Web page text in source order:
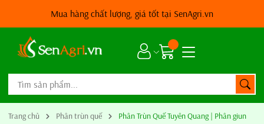
SenAgri.vn*Vì nông nghiệp sạch
Trang chủ Phân trùn quế
Phân Trùn Quế Tuyên Quang | Phân giun